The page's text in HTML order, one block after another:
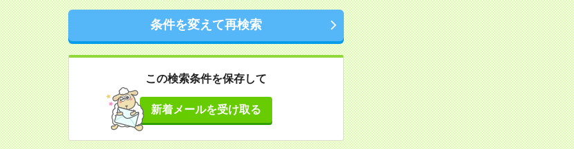
条件を変えて再検索
この検索条件を保存して
新着メールを受け取る